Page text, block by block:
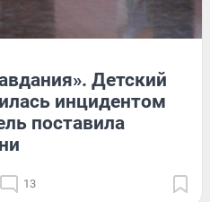
Детский
инцидентом
поставила
13